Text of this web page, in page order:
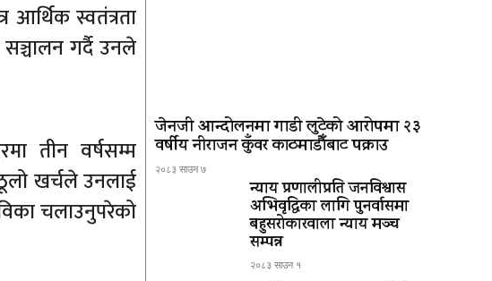
आर्थिक स्वतंत्रता
सञ्चालन गर्दै उनले
तीन वर्षसम्म
खर्चले उनलाई
चलाउनुपरेको
जेनजी आन्दोलनमा गाडी लुटेको आरोपमा २३
वर्षीय नीराजन कुँवर काठमाडौँबाट पक्राउ
२०८३ साउन ७
न्याय प्रणालीप्रति जनविश्वास
अभिवृद्धिका लागि पुनर्वासमा
बहुसरोकारवाला न्याय मञ्च
सम्पन्न
२०८३ साउन १